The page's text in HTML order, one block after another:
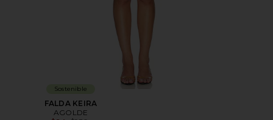
Sostenible
FALDA KEIRA
AGOLDE